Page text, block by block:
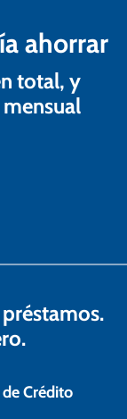
ahorrar
total, y
Crédito